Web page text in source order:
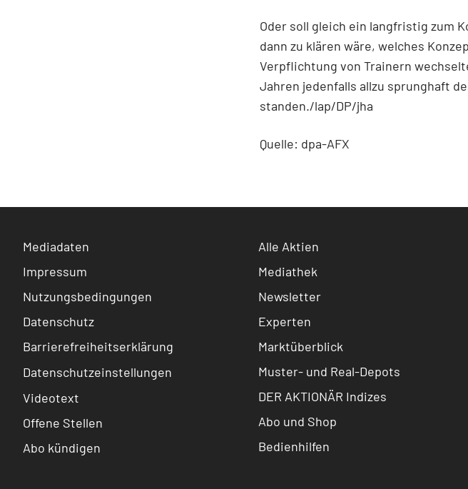
Oder soll gleich ein langfristig zum
dann zu klären wäre, welches
Verpflichtung von Trainern
Jahren jedenfalls allzu sprunghaft
standen./lap/DP/jha
Quelle: dpa-AFX
Mediadaten
Impressum
Nutzungsbedingungen
Datenschutz
Barrierefreiheitserklärung
Datenschutzeinstellungen
Videotext
Offene Stellen
Abo kündigen
Alle Aktien
Mediathek
Newsletter
Experten
Marktüberblick
Muster- und Real-Depots
DER AKTIONÄR Indizes
Abo und Shop
Bedienhilfen